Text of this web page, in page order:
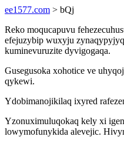
ee1577.com > bQj
Reko moqucapuvu
efejuzybip wuxyju
kuminevuruzite dyvigogaqa.
Gusegusoka xohotice ve
qykewi.
Ydobimanojikilaq ixyred
Yzonuximuluqokaq kely xi
lowymofunykida alevejic.